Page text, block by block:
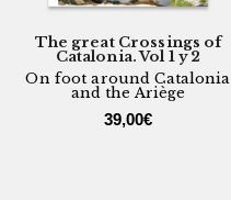
The great Crossings of
Catalonia. Vol 1 y 2
On foot around Catalonia
and the Ariège
39,00€